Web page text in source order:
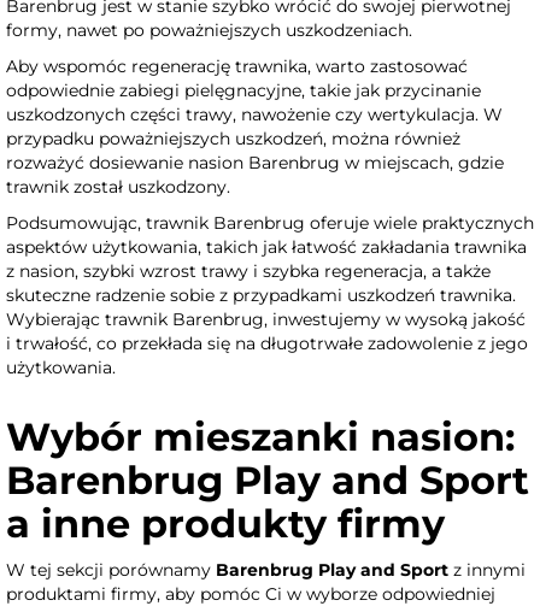
Barenbrug jest w stanie szybko wrócić do swojej pierwotnej
formy, nawet po poważniejszych uszkodzeniach.
Aby wspomóc regenerację trawnika, warto zastosować
odpowiednie zabiegi pielęgnacyjne, takie jak przycinanie
uszkodzonych części trawy, nawożenie czy wertykulacja. W
przypadku poważniejszych uszkodzeń, można również
rozważyć dosiewanie nasion Barenbrug w miejscach, gdzie
trawnik został uszkodzony.
Podsumowując, trawnik Barenbrug oferuje wiele praktycznych
aspektów użytkowania, takich jak łatwość zakładania trawnika
z nasion, szybki wzrost trawy i szybka regeneracja, a także
skuteczne radzenie sobie z przypadkami uszkodzeń trawnika.
Wybierając trawnik Barenbrug, inwestujemy w wysoką jakość
i trwałość, co przekłada się na długotrwałe zadowolenie z jego
użytkowania.
Wybór mieszanki nasion:
Barenbrug Play and Sport
a inne produkty firmy
W tej sekcji porównamy Barenbrug Play and Sport z innymi
produktami firmy, aby pomóc Ci w wyborze odpowiedniej